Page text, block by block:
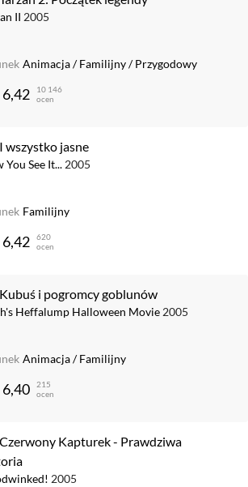
II 2005
6,42
10 146
ocen
Animacja/Familijny/Przygodowy
I wszystko jasne
You See It... 2005
6,42
620
ocen
Familijny
Kubuś i pogromcy goblunów
Heffalump Halloween Movie 2005
6,40
215
ocen
Animacja/Familijny
Czerwony Kapturek - Prawdziwa
2005